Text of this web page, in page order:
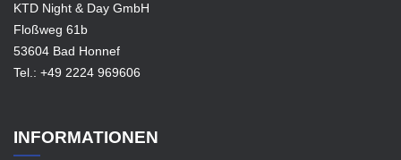
KTD Night & Day GmbH
Floßweg 61b
53604 Bad Honnef
Tel.: +49 2224 969606
INFORMATIONEN